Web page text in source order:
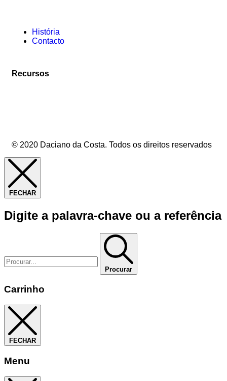
História
Contacto
Recursos
© 2020 Daciano da Costa. Todos os direitos reservados
FECHAR
Digite a palavra-chave ou a referência
Procurar
Carrinho
FECHAR
Menu